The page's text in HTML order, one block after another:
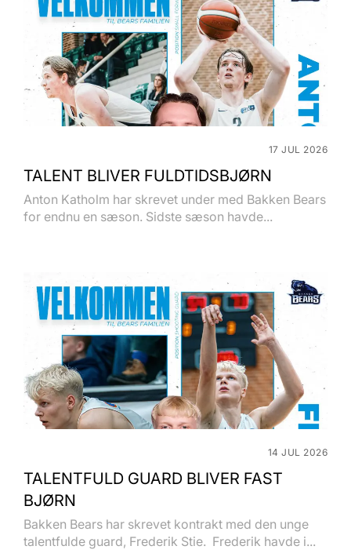
17 JUL 2026
TALENT BLIVER FULDTIDSBJØRN
Anton Katholm har skrevet under med Bakken Bears
for endnu en sæson. Sidste sæson havde...
14 JUL 2026
TALENTFULD GUARD BLIVER FAST
BJØRN
Bakken Bears har skrevet kontrakt med den unge
talentfulde guard, Frederik Stie. Frederik havde i...